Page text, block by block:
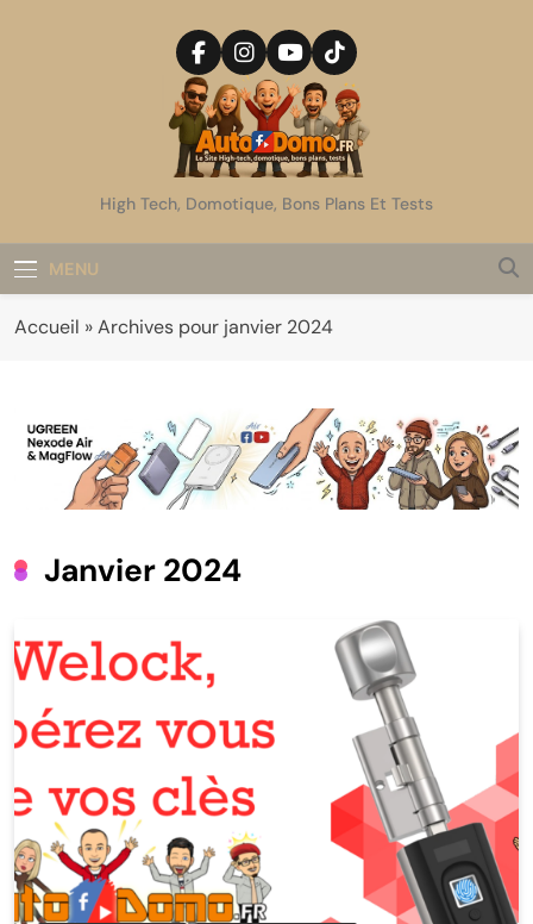
AutoDomo
High Tech, Domotique, Bons Plans Et Tests
MENU
Accueil »Archives pour janvier 2024
Janvier 2024